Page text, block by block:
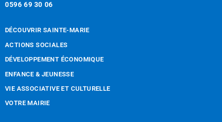
0596 69 30 06
DÉCOUVRIR SAINTE-MARIE
ACTIONS SOCIALES
DÉVELOPPEMENT ÉCONOMIQUE
ENFANCE & JEUNESSE
VIE ASSOCIATIVE ET CULTURELLE
VOTRE MAIRIE